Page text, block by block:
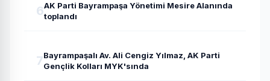
6AK Parti Bayrampaşa Yönetimi Mesire Alanında
toplandı
7Bayrampaşalı Av. Ali Cengiz Yılmaz, AK Parti
Gençlik Kolları MYK'sında